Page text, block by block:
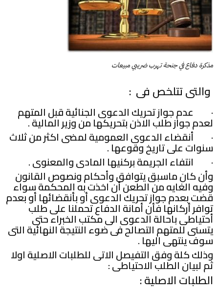
مذكرة دفاع في جنحة تهرب ضريبي مبيعات
والتى تتلخص فى :
· عدم جواز تحريك الدعوى الجنائية قبل المتهم
لعدم جواز طلب الاذن بتحريكها من وزير المالية .
· أنقضاء الدعوى العمومية لمضى اكثر من ثلاث
سنوات على تاريخ وقوعها .
· انتفاء الجريمة بركنيها المادى والمعنوى .
وأن كان ماسبق يتوافق وأحكام ونصوص القانون
وفيه الغايه من الطعن أن اخذت به المحكمة سواء
قضت بعدم جواز تحريك الدعوى أو بأنقضائها أو بعدم
توافر أركانها فأن أمانة الدفاع تحملنا على طلب
أحتياطى باحالة الدعوى الى مكتب الخبراء حتى
يتسنى للمتهم التصالح فى ضوء النتيجة النهائية التى
سوف ينتهى اليها .
وذلك كلة وفق التفيصل الاتى للطلبات الاصلية اولا
ثم لبيان الطلب الاحتياطى :
الطلبات الاصلية :